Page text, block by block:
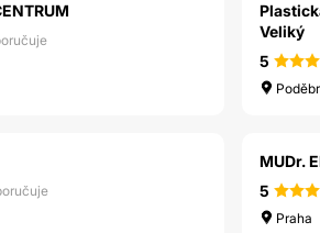
Veliký
5
MUDr.
5
Praha